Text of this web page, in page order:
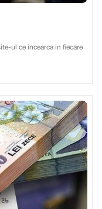
ul ce incearca in fiecare